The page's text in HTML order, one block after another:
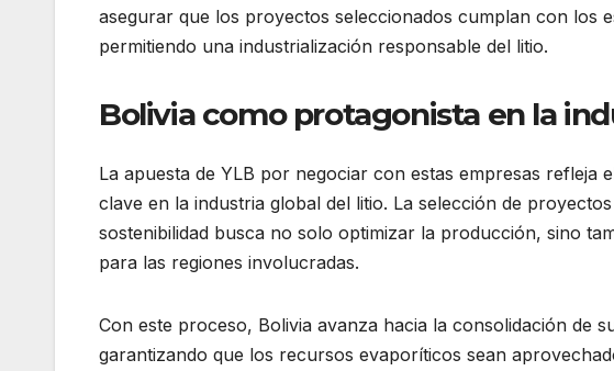
asegurar que los proyectos seleccionados cumplan con los
permitiendo una industrialización responsable del litio.
Bolivia como protagonista en la
La apuesta de YLB por negociar con estas empresas
clave en la industria global del litio. La selección de
sostenibilidad busca no solo optimizar la producción, sino
para las regiones involucradas.
Con este proceso, Bolivia avanza hacia la consolidación de
garantizando que los recursos evaporíticos sean